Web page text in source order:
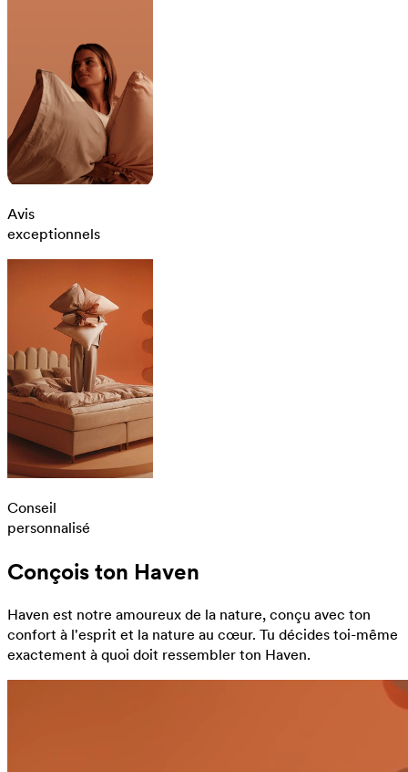
Avis
exceptionnels
Conseil
personnalisé
Conçois ton Haven
Haven est notre amoureux de la nature, conçu avec ton
confort à l'esprit et la nature au cœur. Tu décides toi-même
exactement à quoi doit ressembler ton Haven.